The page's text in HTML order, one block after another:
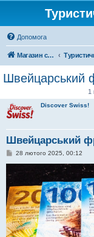
Допомога
Магазин спорядження
Швейцарський
1
Discover Swiss!
Швейцарський
П
о
м
л
е
н
н
я
28 лютого 2025, 00:12